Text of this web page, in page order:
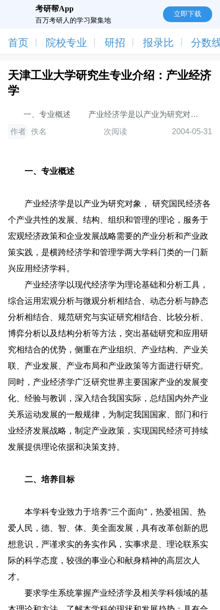
考研帮App
百万考研人的学习聚集地
立即下载
首页 院校专业 研招 报录比 分数
天津工业大学研究生专业介绍：产业经济
学
一、专业概述 产业经济学是以产业为研究对
象， 研究国民经济各个产业共性的发展、结构、组织和
管理
作者 佚名 次阅读 2004-05-31
一、 专业概述
产业经济学是以产业为研究对象， 研究国民经济各
个产业共性的发展、结构、组织和管理的理论，服务于
宏观经济政策和企业发展战略需要的产业分析和产业政
策实践，是横跨经济学和管理学两大学科门类的一门新
兴应用经济学科。
产业经济学以现代经济学为理论基础和分析工具，
综合运用宏观分析与微观分析相结合、动态分析与静态
分析相结合、规范研究与实证研究相结合、比较分析、
博弈分析以及结构分析等方法，突出基础研究和应用研
究相结合的优势，侧重在产业组织、产业结构、产业关
联、产业发展、产业布局和产业政策等方面进行研究。
同时，产业经济学广泛研究世界主要国家产业的发展变
化、经验与教训，深入结合我国实际，总结国内外产业
关系运动发展的一般规律，为制定我国国家、部门和行
业经济发展战略，制定产业政策，实现国民经济可持续
发展提供理论依据和决策支持。
二、培养目标
本学科专业致力于培养“三个面向”，热爱祖国、热
爱人民，德、智、体、美全面发展，具有改革创新的思
想意识，严谨求实的务实作风，实事求是、理论联系实
际的科学态度，较强的事业心和献身精神的高层次人
才。
要求学生系统掌握产业经济学及相关学科领域的基